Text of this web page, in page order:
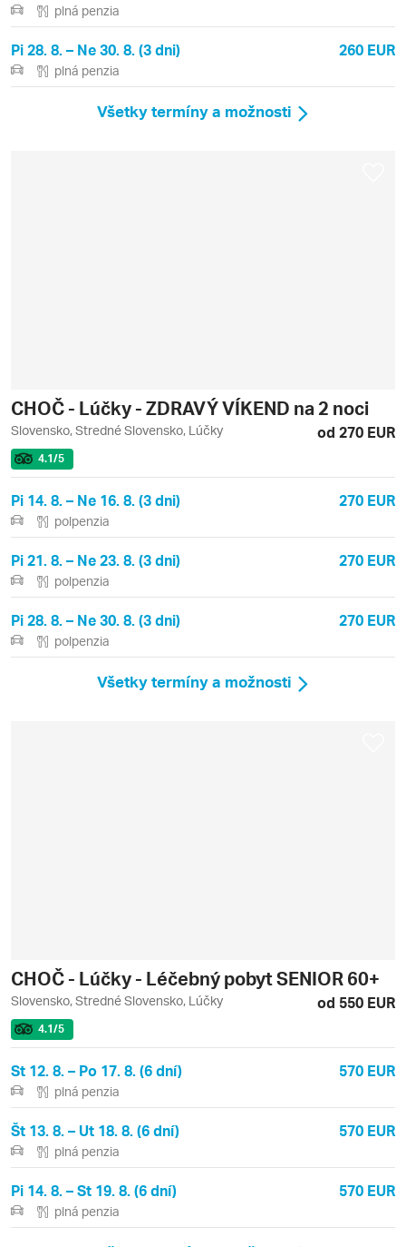
plná penzia
Pi 28. 8. – Ne 30. 8. (3 dni) 260 EUR
plná penzia
Všetky termíny a možnosti
CHOČ - Lúčky - ZDRAVÝ VÍKEND na 2 noci
Slovensko, Stredné Slovensko, Lúčky od 270 EUR
4.1/5
Pi 14. 8. – Ne 16. 8. (3 dni) 270 EUR
polpenzia
Pi 21. 8. – Ne 23. 8. (3 dni) 270 EUR
polpenzia
Pi 28. 8. – Ne 30. 8. (3 dni) 270 EUR
polpenzia
Všetky termíny a možnosti
CHOČ - Lúčky - Léčebný pobyt SENIOR 60+
Slovensko, Stredné Slovensko, Lúčky od 550 EUR
4.1/5
St 12. 8. – Po 17. 8. (6 dní) 570 EUR
plná penzia
Št 13. 8. – Ut 18. 8. (6 dní) 570 EUR
plná penzia
Pi 14. 8. – St 19. 8. (6 dní) 570 EUR
plná penzia